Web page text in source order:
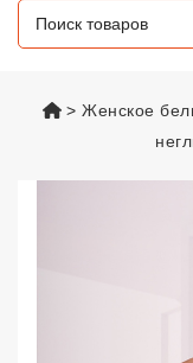
vsexshop.ru
Женское